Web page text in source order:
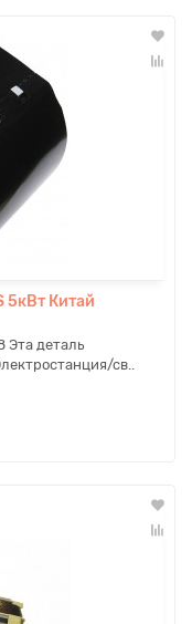
5кВт Китай
Эта деталь
св..